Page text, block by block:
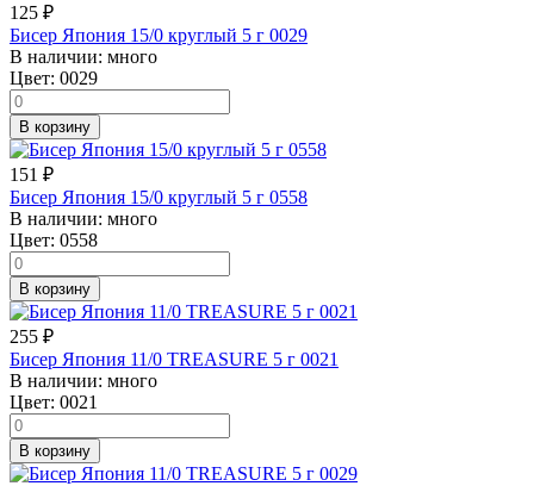
125 ₽
Бисер Япония 15/0 круглый 5 г 0029
В наличии: много
Цвет: 0029
В корзину
151 ₽
Бисер Япония 15/0 круглый 5 г 0558
В наличии: много
Цвет: 0558
В корзину
255 ₽
Бисер Япония 11/0 TREASURE 5 г 0021
В наличии: много
Цвет: 0021
В корзину